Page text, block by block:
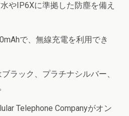
やIP6Xに準拠した防塵を備え
で、無線充電を利用でき
ラック、プラチナシルバー、
Telephone Companyがオン